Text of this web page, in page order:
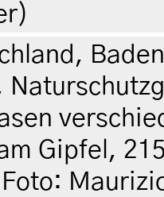
Gipfel,